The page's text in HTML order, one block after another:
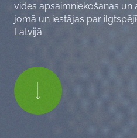
vides apsaimniekošanas
jomā un iestājas par
Latvijā.